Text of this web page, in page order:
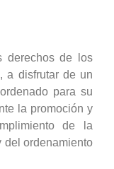
derechos de los
a disfrutar de un
para su
la promoción y
de la
del ordenamiento